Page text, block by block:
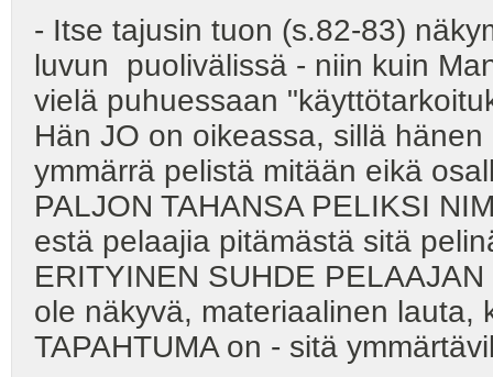
- Itse tajusin tuon (s.82-83)
luvun puolivälissä - niin kuin
vielä puhuessaan
Hän JO on oikeassa, sillä
ymmärrä pelistä mitään eikä
PALJON TAHANSA PELIKSI
estä pelaajia pitämästä sitä
ERITYINEN SUHDE
ole näkyvä, materiaalinen lauta,
TAPAHTUMA on - sitä